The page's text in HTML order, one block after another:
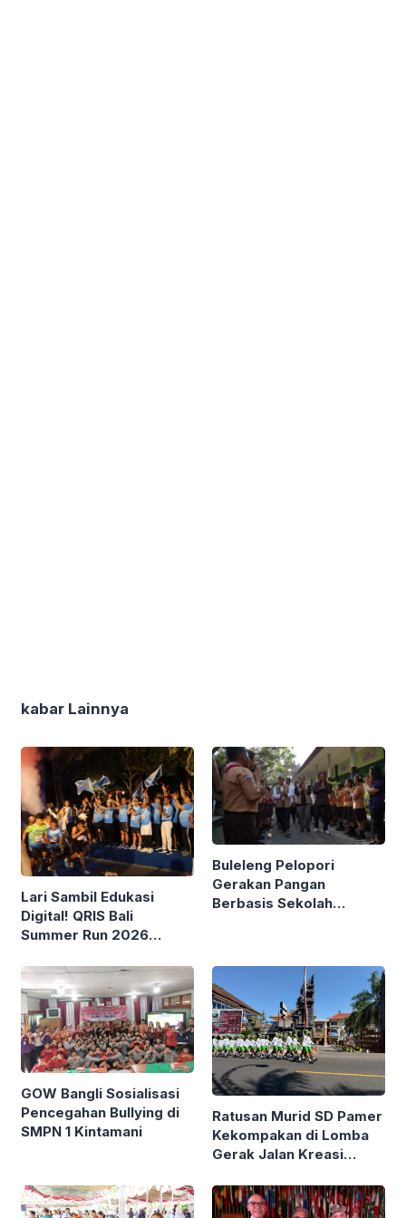
kabar Lainnya
Lari Sambil Edukasi
Digital! QRIS Bali
Summer Run 2026
Renon
Buleleng Pelopori
Gerakan Pangan
Berbasis Sekolah
GOW Bangli Sosialisasi
Pencegahan Bullying di
SMPN 1 Kintamani
Ratusan Murid SD Pamer
Kekompakan di Lomba
Gerak Jalan Kreasi